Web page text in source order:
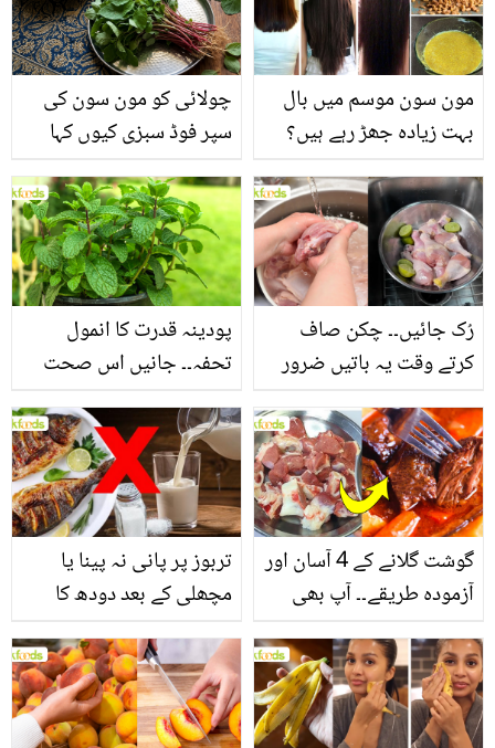
چولائی کو مون سون کی
سپر فوڈ سبزی کیوں کہا
جاتا ہے؟ جانیں وٹامنز،
منرلز اور اینٹی آکسیڈنٹس
سے بھرپور اس سبزی کے
فائدے
مون سون موسم میں بال
بہت زیادہ جھڑ رہے ہیں؟
جانیں بالوں کو مضبوط
بنانے کے چند قدرتی طریقے
پودینہ قدرت کا انمول
تحفہ۔۔ جانیں اس صحت
بخش پتوں کے 10 حیرت
انگیز طبی فوائد
رُک جائیں۔۔ چکن صاف
کرتے وقت یہ باتیں ضرور
یاد رکھیں
تربوز پر پانی نہ پینا یا
مچھلی کے بعد دودھ کا
استعمال۔۔ جانیں کھانوں
سے متعلق غلط فہمیوں کی
حقیقت کیا ہے اور افواہ
کیا؟
گوشت گلانے کے 4 آسان اور
آزمودہ طریقے۔۔ آپ بھی
جانیں انٹرنیشنل شیف کے
بتائے راز